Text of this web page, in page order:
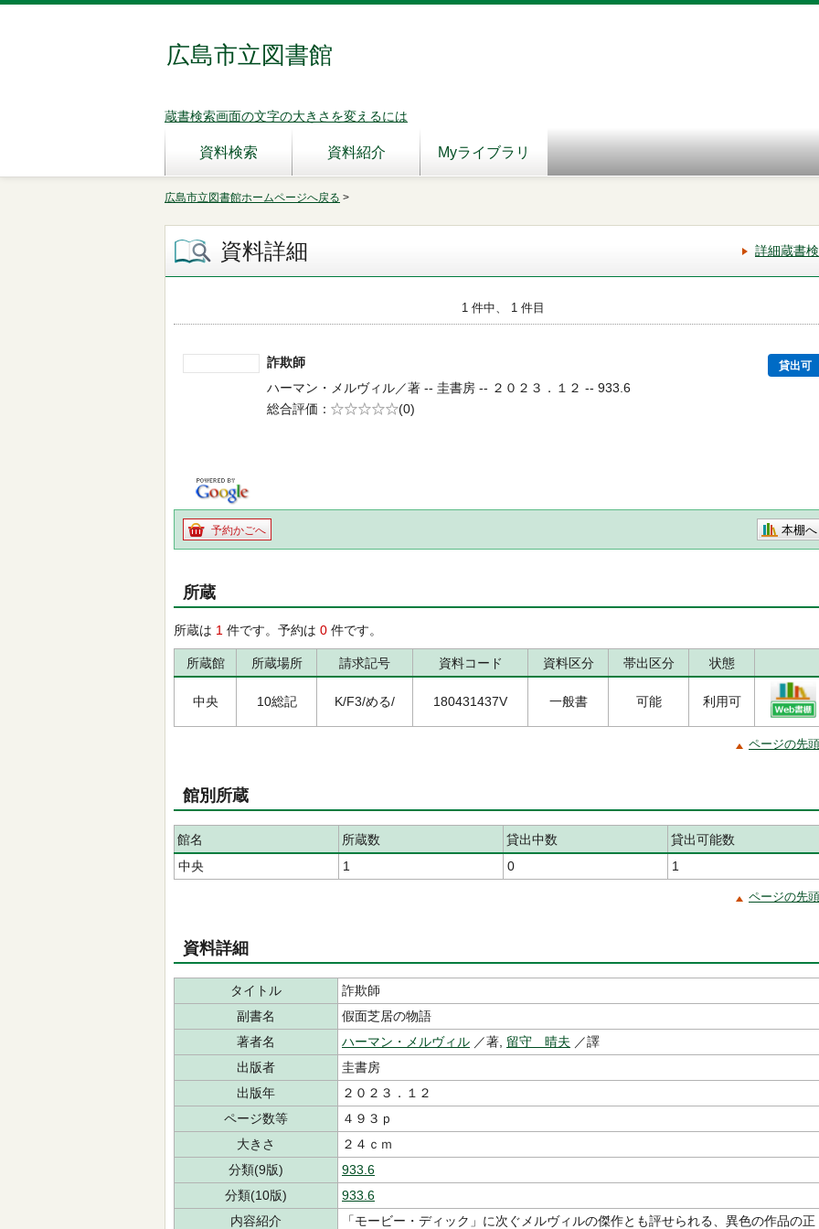
広島市立図書館
蔵書検索画面の文字の大きさを変えるには
資料検索 資料紹介 Myライブラリ
広島市立図書館ホームページへ戻る >
資料詳細 詳細蔵書
1 件中、 1 件目
詐欺師 貸出可
ハーマン・メルヴィル／著 -- 圭書房 -- ２０２３．１２ -- 933.6
総合評価
5段階評価
(0)
予約かごへ 本棚へ
所蔵
所蔵は 1 件です。予約は 0 件です。
所蔵館 所蔵場所 請求記号 資料コード 資料区分 帯出区分 状態
中央 10総記 K/F3/める/ 180431437V 一般書 可能 利用可
ページの先
館別所蔵
館名 所蔵数 貸出中数
貸出可能数
中央
1 0 1
ページの先
資料詳細
タイトル
詐欺師
副書名
假面芝居の物語
著者名
ハーマン・メルヴィル ／著, 留守 晴夫 ／譯
出版者
圭書房
出版年
２０２３．１２
ページ数等
４９３ｐ
大きさ
２４ｃｍ
分類(9版)
933.6
分類(10版)
933.6
内容紹介
「モービー・ディック」に次ぐメルヴィルの傑作とも評せられる、異色の作品の正